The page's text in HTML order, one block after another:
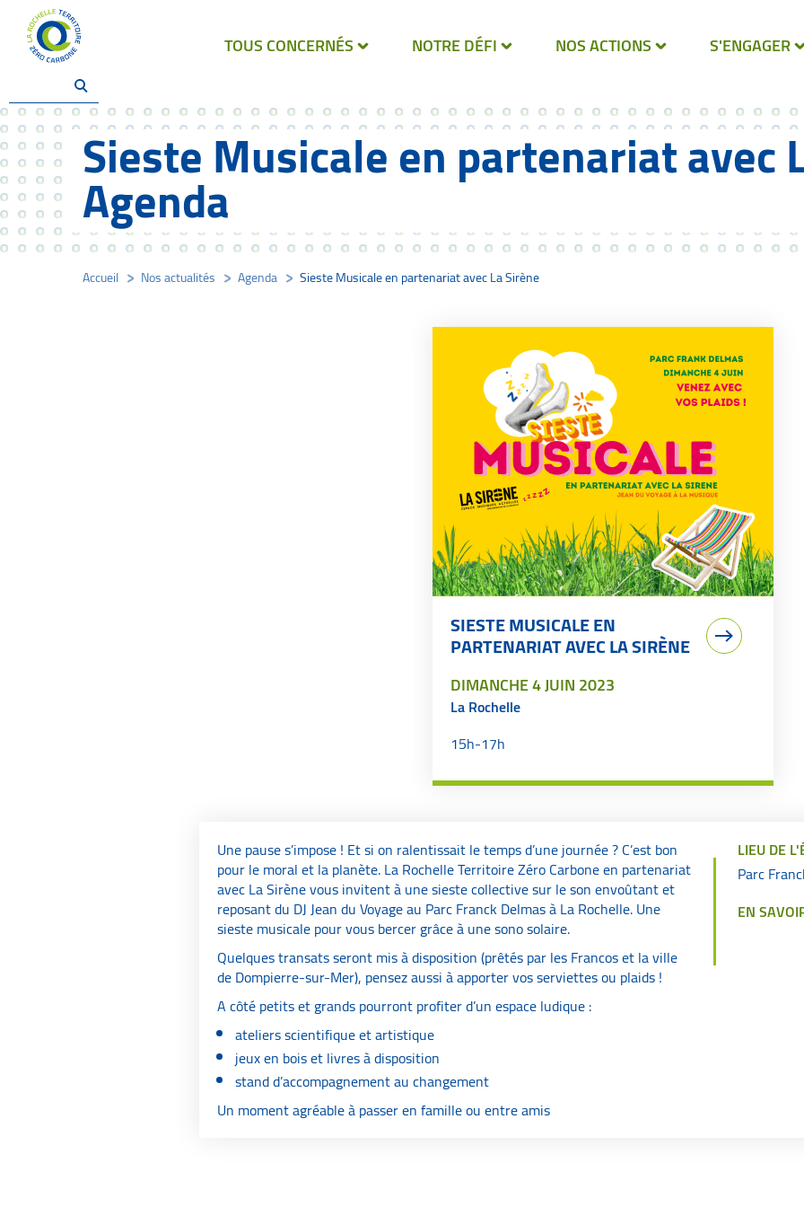
TOUS CONCERNÉS NOTRE DÉFI NOS ACTIONS S'ENGAGER
Sieste Musicale en partenariat avec
Agenda
Accueil Nos actualités Agenda Sieste Musicale en partenariat avec La Sirène
SIESTE MUSICALE EN
PARTENARIAT AVEC LA SIRÈNE
LE
DIMANCHE 4 JUIN 2023
La Rochelle
15h-17h
Une pause s’impose ! Et si on ralentissait le temps d’une journée ? C’est bon
pour le moral et la planète. La Rochelle Territoire Zéro Carbone en partenariat
avec La Sirène vous invitent à une sieste collective sur le son envoûtant et
reposant du DJ Jean du Voyage au Parc Franck Delmas à La Rochelle. Une
sieste musicale pour vous bercer grâce à une sono solaire.
Quelques transats seront mis à disposition (prêtés par les Francos et la ville
de Dompierre-sur-Mer), pensez aussi à apporter vos serviettes ou plaids !
A côté petits et grands pourront profiter d’un espace ludique :
ateliers scientifique et artistique
jeux en bois et livres à disposition
stand d’accompagnement au changement
Un moment agréable à passer en famille ou entre amis
LIEU DE
Parc
EN